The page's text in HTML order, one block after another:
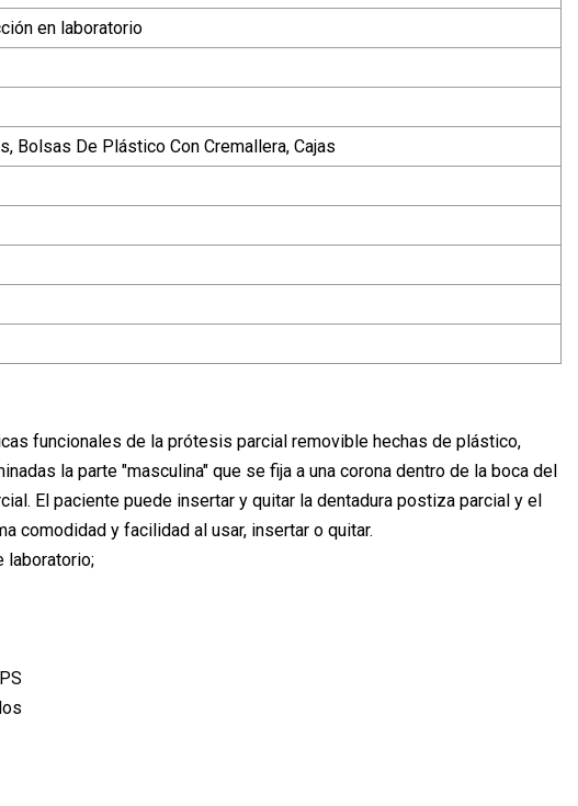
en laboratorio
Bolsas De Plástico Con Cremallera, Cajas
funcionales de la prótesis parcial removible hechas de plástico,
la parte "masculina" que se fija a una corona dentro de la boca del
El paciente puede insertar y quitar la dentadura postiza parcial y el
comodidad y facilidad al usar, insertar o quitar.
laboratorio;